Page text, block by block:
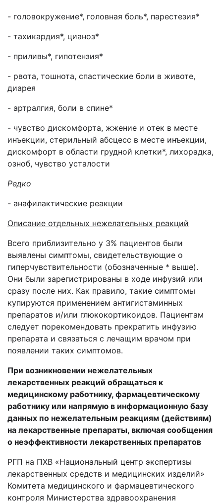
- головокружение*, головная боль*, парестезия*
- тахикардия*, цианоз*
- приливы*, гипотензия*
- рвота, тошнота, спастические боли в животе,
диарея
- артралгия, боли в спине*
- чувство дискомфорта, жжение и отек в месте
инъекции, стерильный абсцесс в месте инъекции,
дискомфорт в области грудной клетки*, лихорадка,
озноб, чувство усталости
Редко
- анафилактические реакции
Описание отдельных нежелательных реакций
Всего приблизительно у 3% пациентов были
выявлены симптомы, свидетельствующие о
гиперчувствительности (обозначенные * выше).
Они были зарегистрированы в ходе инфузий или
сразу после них. Как правило, такие симптомы
купируются применением антигистаминных
препаратов и/или глюкокортикоидов. Пациентам
следует порекомендовать прекратить инфузию
препарата и связаться с лечащим врачом при
появлении таких симптомов.
При возникновении нежелательных
лекарственных реакций обращаться к
медицинскому работнику, фармацевтическому
работнику или напрямую в информационную базу
данных по нежелательным реакциям (действиям)
на лекарственные препараты, включая сообщения
о неэффективности лекарственных препаратов
РГП на ПХВ «Национальный центр экспертизы
лекарственных средств и медицинских изделий»
Комитета медицинского и фармацевтического
контроля Министерства здравоохранения